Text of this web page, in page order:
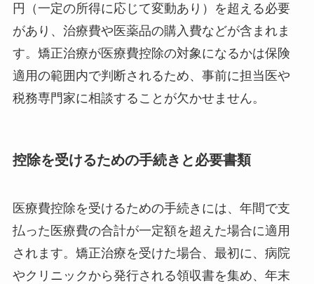
円（一定の所得に応じて変動あり）を超える必要
があり、治療費や医薬品の購入費などが含まれま
す。矯正治療が医療費控除の対象になるかは保険
適用の範囲内で判断されるため、事前に担当医や
税務専門家に相談することが欠かせません。
控除を受けるための手続きと必要書類
医療費控除を受けるための手続きには、年間で支
払った医療費の合計が一定額を超えた場合に適用
されます。矯正治療を受けた場合、最初に、病院
やクリニックから発行される領収書を集め、年末